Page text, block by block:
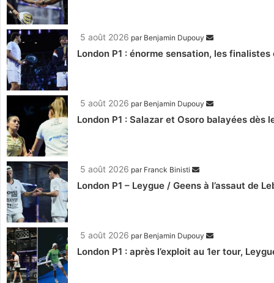
5 août 2026 par Benjamin Dupouy
London P1 : énorme sensation, les
5 août 2026 par Benjamin Dupouy
London P1 : Salazar et Osoro balayées
5 août 2026 par Franck Binisti
London P1 – Leygue / Geens à l’assaut de
5 août 2026 par Benjamin Dupouy
London P1 : après l’exploit au 1er tour,